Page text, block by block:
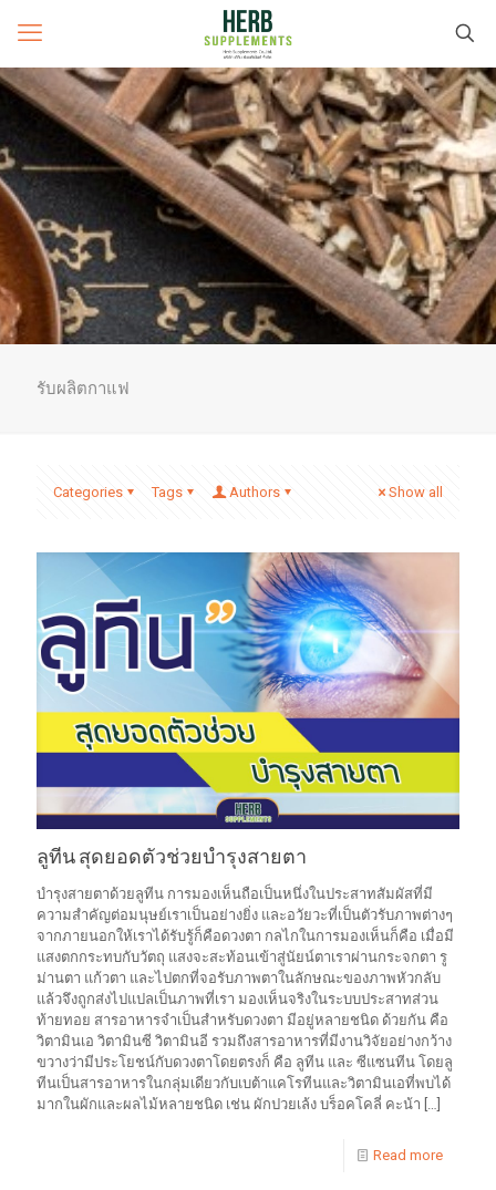
รับผลิตกาแฟ
Categories Tags Authors Show all
ลูทีน สุดยอดตัวช่วยบำรุงสายตา
บำรุงสายตาด้วยลูทีน การมองเห็นถือเป็นหนึ่งในประสาทสัมผัสที่มี
ความสำคัญต่อมนุษย์เราเป็นอย่างยิ่ง และอวัยวะที่เป็นตัวรับภาพต่างๆ
จากภายนอกให้เราได้รับรู้ก็คือดวงตา กลไกในการมองเห็นก็คือ เมื่อมี
แสงตกกระทบกับวัตถุ แสงจะสะท้อนเข้าสู่นัยน์ตาเราผ่านกระจกตา รู
ม่านตา แก้วตา และไปตกที่จอรับภาพตาในลักษณะของภาพหัวกลับ
แล้วจึงถูกส่งไปแปลเป็นภาพที่เรา มองเห็นจริงในระบบประสาทส่วน
ท้ายทอย สารอาหารจำเป็นสำหรับดวงตา มีอยู่หลายชนิด ด้วยกัน คือ
วิตามินเอ วิตามินซี วิตามินอี รวมถึงสารอาหารที่มีงานวิจัยอย่างกว้าง
ขวางว่ามีประโยชน์กับดวงตาโดยตรงก็ คือ ลูทีน และ ซีแซนทีน โดยลู
ทีนเป็นสารอาหารในกลุ่มเดียวกับเบต้าแคโรทีนและวิตามินเอที่พบได้
มากในผักและผลไม้หลายชนิด เช่น ผักปวยเล้ง บร็อคโคลี่ คะน้า
Read more